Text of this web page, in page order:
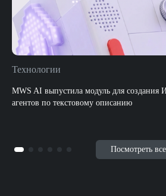
Технологии
MWS AI выпустила модуль для создания
агентов по текстовому описанию
Посмотреть все